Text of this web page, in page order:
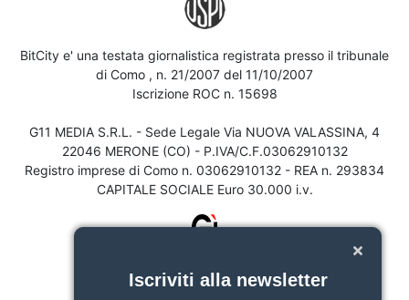
BitCity e' una testata giornalistica registrata presso il tribunale
di Como , n. 21/2007 del 11/10/2007
Iscrizione ROC n. 15698
G11 MEDIA S.R.L. - Sede Legale Via NUOVA VALASSINA, 4
22046 MERONE (CO) - P.IVA/C.F.03062910132
Registro imprese di Como n. 03062910132 - REA n. 293834
CAPITALE SOCIALE Euro 30.000 i.v.
Iscriviti alla newsletter